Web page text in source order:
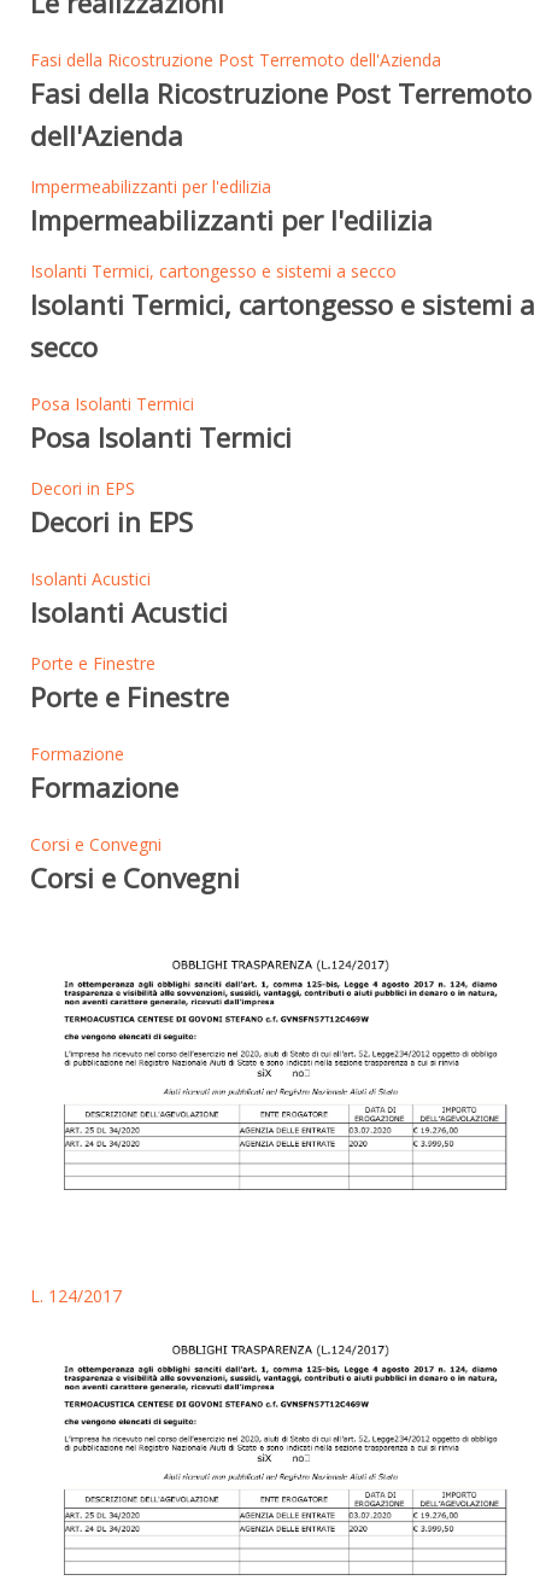
Fasi della Ricostruzione Post Terremoto dell'Azienda
Fasi della Ricostruzione Post Terremoto
dell'Azienda
Impermeabilizzanti per l'edilizia
Impermeabilizzanti per l'edilizia
Isolanti Termici, cartongesso e sistemi a secco
Isolanti Termici, cartongesso e sistemi a
secco
Posa Isolanti Termici
Posa Isolanti Termici
Decori in EPS
Decori in EPS
Isolanti Acustici
Isolanti Acustici
Porte e Finestre
Porte e Finestre
Formazione
Formazione
Corsi e Convegni
Corsi e Convegni
L. 124/2017